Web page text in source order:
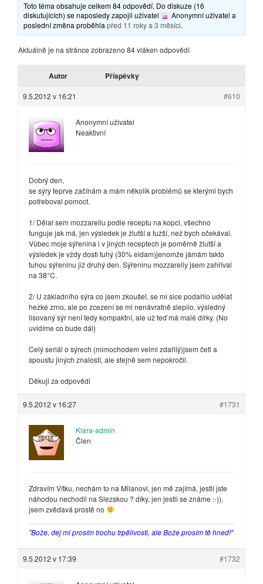
Toto téma obsahuje celkem 84 odpovědí. Do diskuze (16
diskutujících) se naposledy zapojil uživatel
Anonymní uživatel a
poslední změna proběhlapřed 11 roky a 3 měsíci.
Aktuálně je na stránce zobrazeno 84 vláken odpovědí
Autor Příspěvky
9.5.2012 v 16:21 #610
Anonymní uživatel
Neaktivní
Dobrý den,
se sýry teprve začínám a mám několik problémů se kterými bych
potřeboval pomoct.
1/ Dělal sem mozzarellu podle receptu na kopci, všechno
funguje jak má, jen výsledek je žlutší a tužší, než bych očekával.
Vůbec moje sýřenina i v jiných receptech je poměrně žlutší a
výsledek je vždy dosti tuhý (30% eidam)jenomže jámám takto
tuhou sýřeninu již druhý den. Sýřeninu mozzarelly jsem zahříval
na 38°C.
2/ U základního sýra co jsem zkoušel, se mi sice podařilo udělat
hezké zrno, ale po zcezení se mi nenávratně slepilo, výsledný
lisovaný sýr není tedy kompaktní, ale už teď má malé dírky. (No
uvidíme co bude dál)
Celý seriál o sýrech (mimochodem velmi zdařilý)jsem četl a
spoustu jiných znalostí, ale stejně sem nepokročil.
Děkuji za odpovědi
9.5.2012 v 16:27 #1731
Klara-admin
Člen
Zdravím Vítku, nechám to na Milanovi, jen mě zajímá, jestli jste
náhodou nechodil na Slezskou ? díky, jen jestli se známe :-)),
jsem zvědavá prostě no
"Bože, dej mi prosím trochu trpělivosti, ale Bože prosím tě hned!"
9.5.2012 v 17:39 #1732